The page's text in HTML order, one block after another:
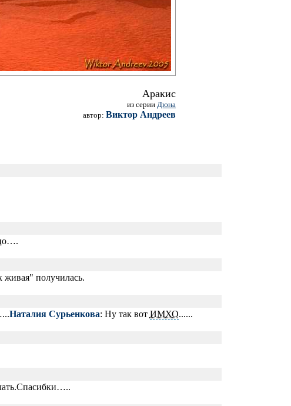
Аракис
из серии Дюна
автор: Виктор Андреев
живая" получилась.
Наталия Сурьенкова: Ну так вот ИМХО......